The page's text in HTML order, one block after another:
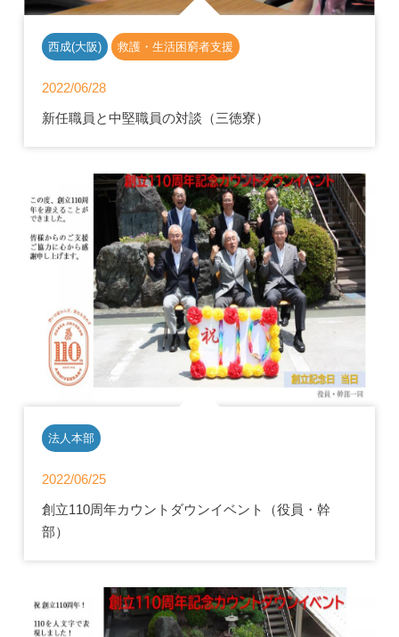
西成(大阪) 救護・生活困窮者支援
2022/06/28
新任職員と中堅職員の対談（三徳寮）
法人本部
2022/06/25
創立110周年カウントダウンイベント（役員・幹
部）